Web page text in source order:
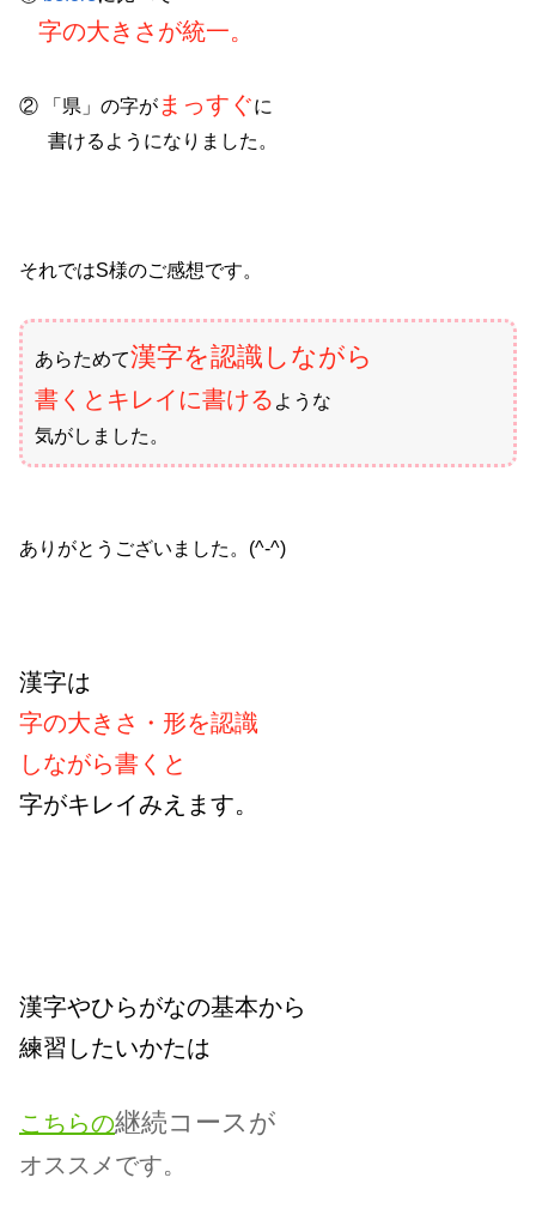
字の大きさが統一。
② 「県」の字が まっすぐに
書けるようになりました。
それではS様のご感想です。
あらためて漢字を認識しながら
書くとキレイに書ける ような
気がしました。
ありがとうございました。(^-^)
漢字は
字の大きさ・形を認識
しながら書くと
字がキレイみえます。
漢字やひらがなの基本から
練習したいかたは
こちらの継続コースが
オススメです。